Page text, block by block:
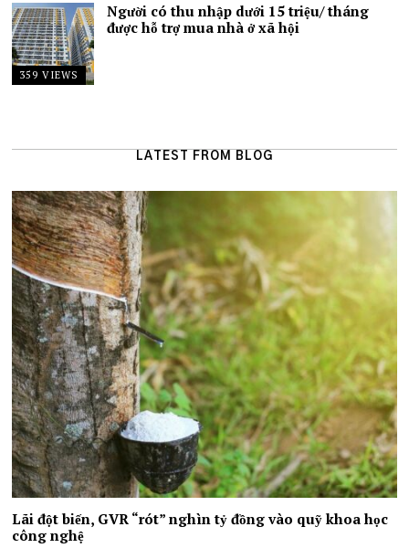
359 VIEWS
Người có thu nhập dưới 15 triệu/ tháng
được hỗ trợ mua nhà ở xã hội
LATEST FROM BLOG
Lãi đột biến, GVR “rót” nghìn tỷ đồng vào quỹ khoa học
công nghệ